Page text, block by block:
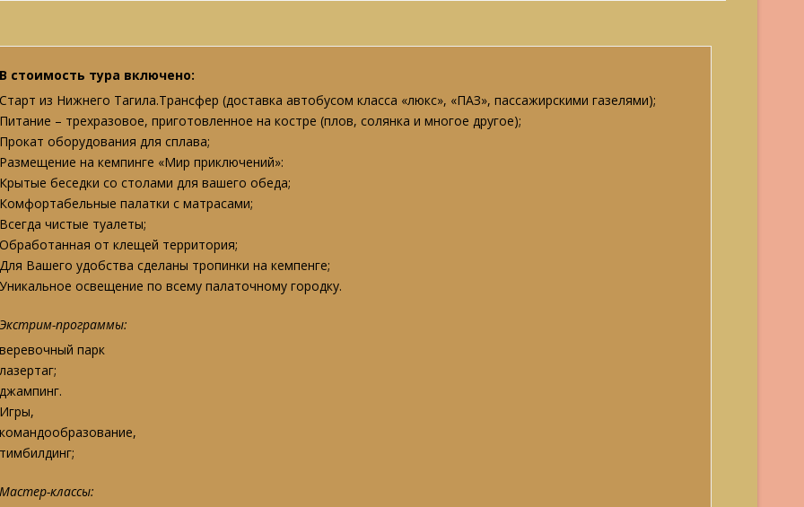
В стоимость тура включено:
Старт из Нижнего Тагила.Трансфер (доставка автобусом класса «люкс», «ПАЗ», пассажирскими газелями);
Питание – трехразовое, приготовленное на костре (плов, солянка и многое другое);
Прокат оборудования для сплава;
Размещение на кемпинге «Мир приключений»:
Крытые беседки со столами для вашего обеда;
Комфортабельные палатки с матрасами;
Всегда чистые туалеты;
Обработанная от клещей территория;
Для Вашего удобства сделаны тропинки на кемпенге;
Уникальное освещение по всему палаточному городку.
Экстрим-программы:
веревочный парк
лазертаг;
джампинг.
Игры,
командообразование,
тимбилдинг;
Мастер-классы: